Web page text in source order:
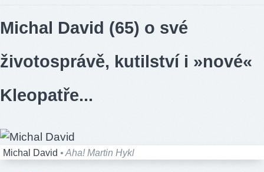
Michal David (65) o své
životosprávě, kutilství i »nové«
Kleopatře...
Michal David • Aha! Martin Hykl